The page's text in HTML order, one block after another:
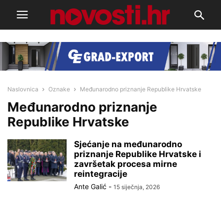
Naslovnica Oznake Međunarodno priznanje Republike Hrvatske
Međunarodno priznanje
Republike Hrvatske
Sjećanje na međunarodno
priznanje Republike Hrvatske i
završetak procesa mirne
reintegracije
Ante Galić - 15 siječnja, 2026